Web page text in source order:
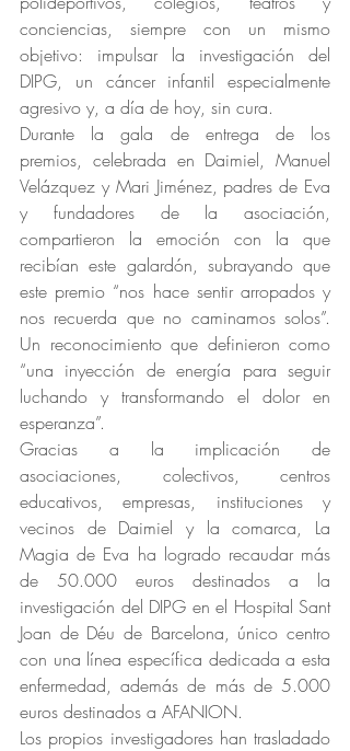
conciencias, siempre con un mismo
objetivo: impulsar la investigación del
DIPG, un cáncer infantil especialmente
agresivo y, a día de hoy, sin cura.
Durante la gala de entrega de los
premios, celebrada en Daimiel, Manuel
Velázquez y Mari Jiménez, padres de Eva
y fundadores de la asociación,
compartieron la emoción con la que
recibían este galardón, subrayando que
este premio “nos hace sentir arropados y
nos recuerda que no caminamos solos”.
Un reconocimiento que definieron como
“una inyección de energía para seguir
luchando y transformando el dolor en
esperanza”.
Gracias a la implicación de
asociaciones, colectivos, centros
educativos, empresas, instituciones y
vecinos de Daimiel y la comarca, La
Magia de Eva ha logrado recaudar más
de 50.000 euros destinados a la
investigación del DIPG en el Hospital Sant
Joan de Déu de Barcelona, único centro
con una línea específica dedicada a esta
enfermedad, además de más de 5.000
euros destinados a AFANION.
Los propios investigadores han trasladado